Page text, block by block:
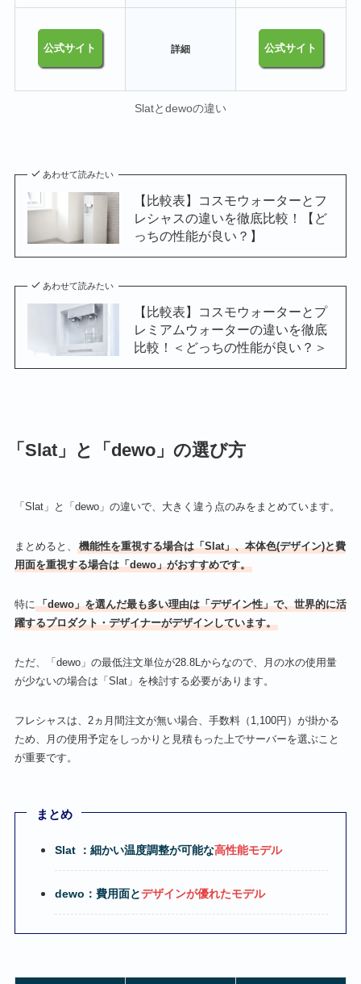
公式サイト 詳細 公式サイト
‎Slatとdewoの違い
あわせて読みたい
【比較表】コスモウォーターとフ
レシャスの違いを徹底比較！【ど
っちの性能が良い？】
あわせて読みたい
【比較表】コスモウォーターとプ
レミアムウォーターの違いを徹底
比較！＜どっちの性能が良い？＞
「Slat」と「dewo」の選び方
「Slat」と「dewo」の違いで、大きく違う点のみをまとめています。
まとめると、
機能性を重視する場合は「Slat」、本体色(デザイン)と費
用面を重視する場合は「dewo」がおすすめです。
特に「dewo」を選んだ最も多い理由は「デザイン性」で、世界的に活
躍するプロダクト・デザイナーがデザインしています。
ただ、「dewo」の最低注文単位が28.8Lからなので、月の水の使用量
が少ないの場合は「Slat」を検討する必要があります。
フレシャスは、2ヵ月間注文が無い場合、手数料（1,100円）が掛かる
ため、月の使用予定をしっかりと見積もった上でサーバーを選ぶこと
が重要です。
まとめ
Slat ：細かい温度調整が可能な高性能モデル
dewo：費用面とデザインが優れたモデル